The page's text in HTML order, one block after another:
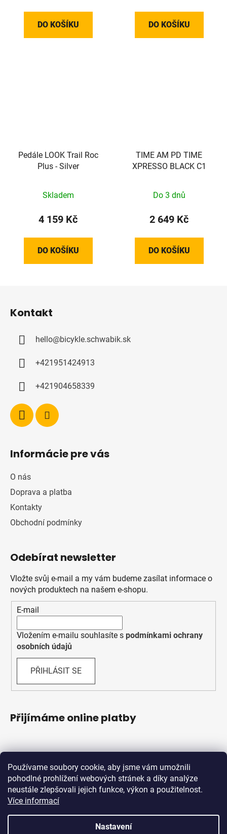
Používame soubory cookie, aby jsme vám umožnili
pohodlné prohlížení webových stránek a díky analýze
neustále zlepšovali jejich funkce, výkon a použitelnost.
Více informací
Nastavení
DO KOŠÍKU DO KOŠÍKU
Pedále LOOK Trail Roc
Plus - Silver
Skladem
4 159 Kč
DO KOŠÍKU
TIME AM PD TIME
XPRESSO BLACK C1
Do 3 dnů
2 649 Kč
DO KOŠÍKU
Kontakt
hello@bicykle.schwabik.sk
+421951424913
+421904658339
Informácie pre vás
O nás
Doprava a platba
Kontakty
Obchodní podmínky
Odebírat newsletter
Vložte svůj e-mail a my vám budeme zasílat informace o
nových produktech na našem e-shopu.
E-mail
Vložením e-mailu souhlasíte s podmínkami ochrany
osobních údajů
PŘIHLÁSIT SE
Přijímáme online platby